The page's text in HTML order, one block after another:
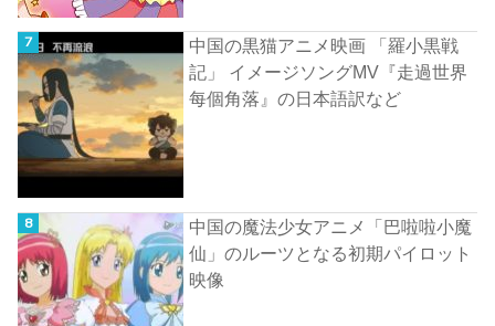
中国の黒猫アニメ映画 「羅小黒戦
記」 イメージソングMV『走過世界
每個角落』の日本語訳など
中国の魔法少女アニメ「巴啦啦小魔
仙」のルーツとなる初期パイロット
映像